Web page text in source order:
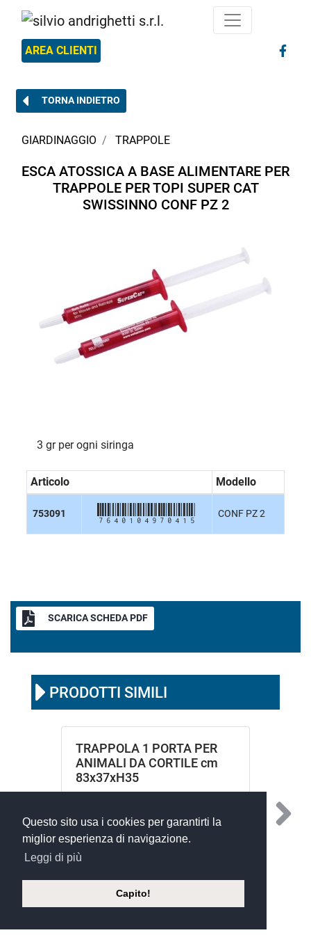
Questo sito usa i cookies per garantirti la
miglior esperienza di navigazione.
Leggi di più
Capito!
AREA CLIENTI
TORNA INDIETRO
GIARDINAGGIO TRAPPOLE
ESCA ATOSSICA A BASE ALIMENTARE PER
TRAPPOLE PER TOPI SUPER CAT
SWISSINNO CONF PZ 2
3 gr per ogni siringa
Articolo Modello
753091 7640104970415 CONF PZ 2
SCARICA SCHEDA PDF
PRODOTTI SIMILI
TRAPPOLA 1 PORTA PER
ANIMALI DA CORTILE cm
83x37xH35